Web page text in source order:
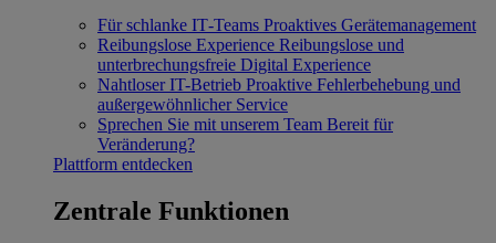
Für schlanke IT‐Teams Proaktives Gerätemanagement
Reibungslose Experience Reibungslose und
unterbrechungsfreie Digital Experience
Nahtloser IT-Betrieb Proaktive Fehlerbehebung und
außergewöhnlicher Service
Sprechen Sie mit unserem Team Bereit für
Veränderung?
Plattform entdecken
Zentrale Funktionen